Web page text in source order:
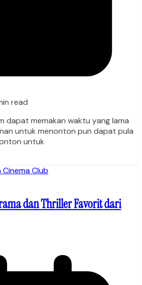
read
dapat memakan waktu yang lama
untuk menonton pun dapat pula
untuk
dan Thriller Favorit dari